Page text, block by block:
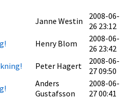
Janne Westin
2008-06-
26 23:12
Henry Blom
2008-06-
26 23:42
Peter Hagert
2008-06-
27 09:50
Anders
Gustafsson
2008-06-
27 00:41